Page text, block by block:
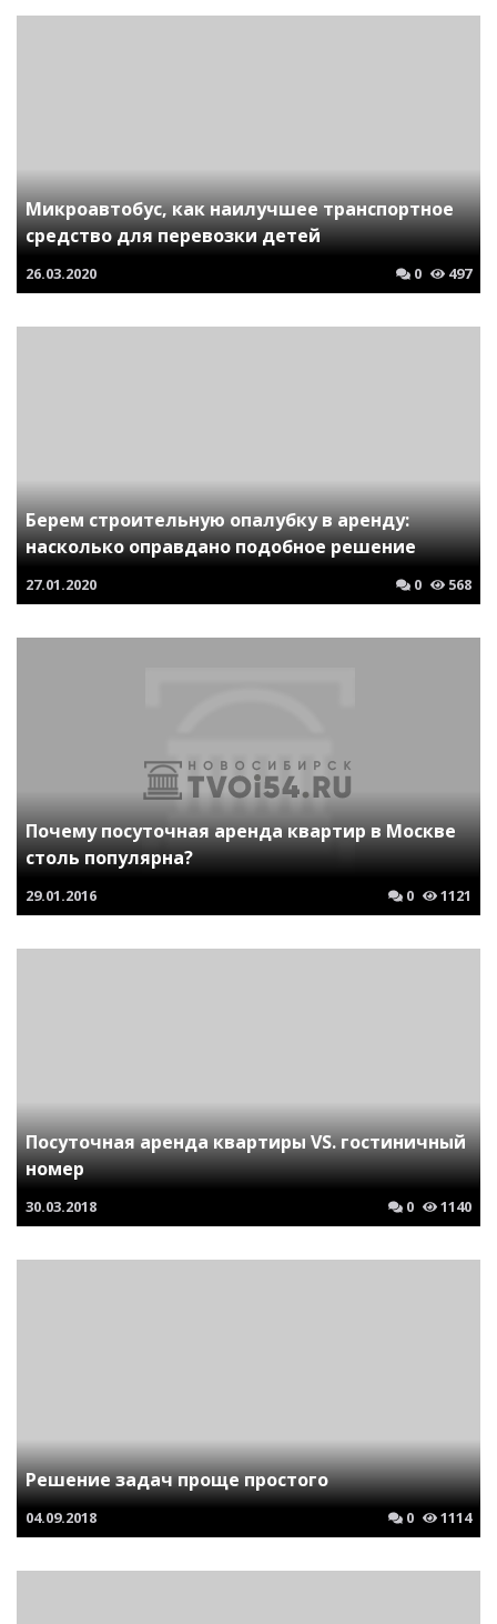
Микроавтобус, как наилучшее транспортное
средство для перевозки детей
26.03.2020 0 497
Берем строительную опалубку в аренду:
насколько оправдано подобное решение
27.01.2020 0 568
Почему посуточная аренда квартир в Москве
столь популярна?
29.01.2016 0 1121
Посуточная аренда квартиры VS. гостиничный
номер
30.03.2018 0 1140
Решение задач проще простого
04.09.2018 0 1114